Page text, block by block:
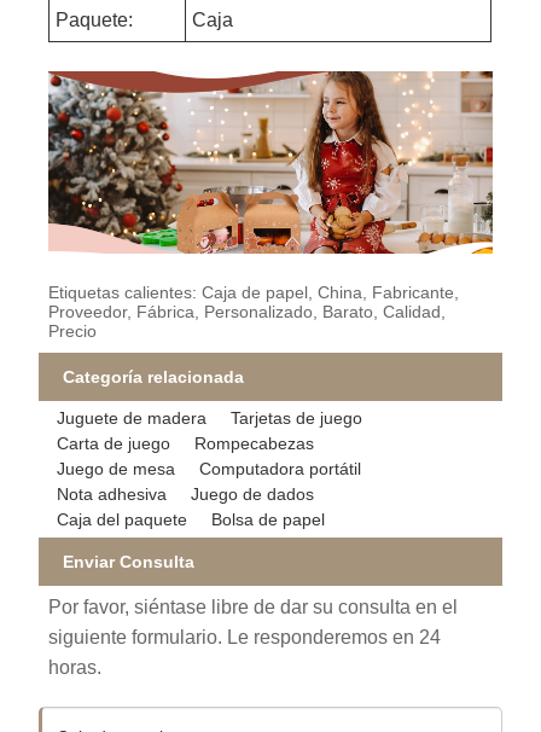
Paquete: Caja
Etiquetas calientes: Caja de papel, China, Fabricante,
Proveedor, Fábrica, Personalizado, Barato, Calidad,
Precio
Categoría relacionada
Juguete de madera
Tarjetas de juego
Carta de juego
Rompecabezas
Juego de mesa
Computadora portátil
Nota adhesiva
Juego de dados
Caja del paquete
Bolsa de papel
Enviar Consulta
Por favor, siéntase libre de dar su consulta en el
siguiente formulario. Le responderemos en 24
horas.